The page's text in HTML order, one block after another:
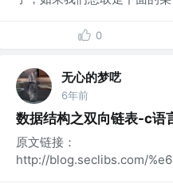
0
无心的梦呓
6年前
数据结构之双向链表-c语
原文链接：
http://blog.seclibs.com/